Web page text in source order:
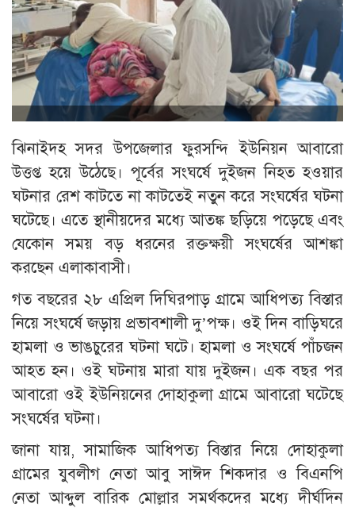
ঝিনাইদহ সদর উপজেলার ফুরসন্দি ইউনিয়ন আবারো
উত্তপ্ত হয়ে উঠেছে। পূর্বের সংঘর্ষে দুইজন নিহত হওয়ার
ঘটনার রেশ কাটতে না কাটতেই নতুন করে সংঘর্ষের ঘটনা
ঘটেছে। এতে স্থানীয়দের মধ্যে আতঙ্ক ছড়িয়ে পড়েছে এবং
যেকোন সময় বড় ধরনের রক্তক্ষয়ী সংঘর্ষের আশঙ্কা
করছেন এলাকাবাসী।
গত বছরের ২৮ এপ্রিল দিঘিরপাড় গ্রামে আধিপত্য বিস্তার
নিয়ে সংঘর্ষে জড়ায় প্রভাবশালী দু’পক্ষ। ওই দিন বাড়িঘরে
হামলা ও ভাঙচুরের ঘটনা ঘটে। হামলা ও সংঘর্ষে পাঁচজন
আহত হন। ওই ঘটনায় মারা যায় দুইজন। এক বছর পর
আবারো ওই ইউনিয়নের দোহাকুলা গ্রামে আবারো ঘটেছে
সংঘর্ষের ঘটনা।
জানা যায়, সামাজিক আধিপত্য বিস্তার নিয়ে দোহাকুলা
গ্রামের যুবলীগ নেতা আবু সাঈদ শিকদার ও বিএনপি
নেতা আব্দুল বারিক মোল্লার সমর্থকদের মধ্যে দীর্ঘদিন